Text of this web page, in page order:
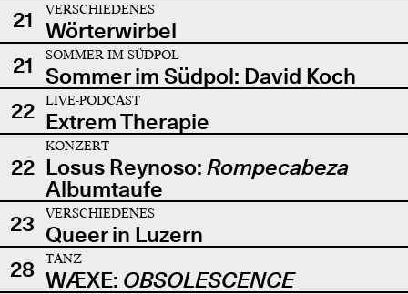
21
VERSCHIEDENES
Wörterwirbel
21
SOMMER IM SÜDPOL
Sommer im Südpol: David Koch
22
LIVE-PODCAST
Extrem Therapie
22
KONZERT
Losus Reynoso: Rompecabeza
Albumtaufe
23
VERSCHIEDENES
Queer in Luzern
28
TANZ
WÆXE: OBSOLESCENCE